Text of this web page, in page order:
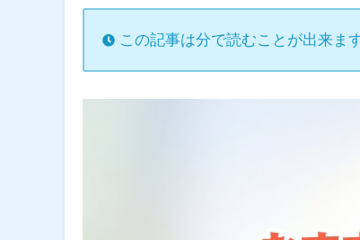
この記事は分で読むことが出来ます